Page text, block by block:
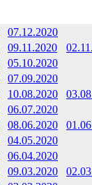
07.12.2020
09.11.2020
05.10.2020
07.09.2020
10.08.2020
06.07.2020
08.06.2020
04.05.2020
06.04.2020
09.03.2020